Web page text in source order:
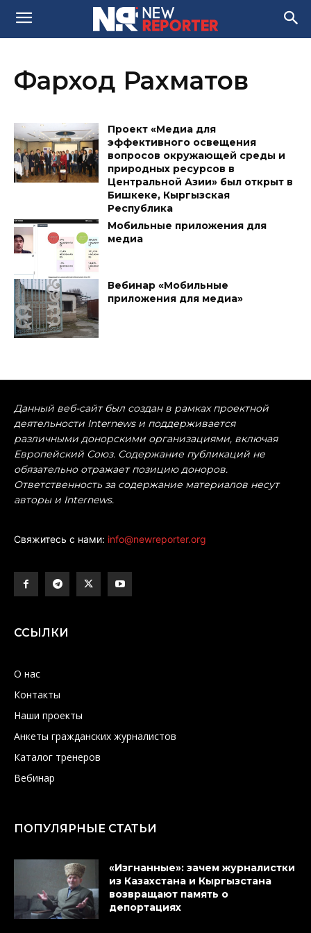
Фарход Рахматов
Проект «Медиа для
эффективного освещения
вопросов окружающей среды и
природных ресурсов в
Центральной Азии» был открыт в
Бишкеке, Кыргызская
Республика
Мобильные приложения для
медиа
Вебинар «Мобильные
приложения для медиа»
Данный веб-сайт был создан в рамках проектной
деятельности Internews и поддерживается
различными донорскими организациями, включая
Европейский Союз. Содержание публикаций не
обязательно отражает позицию доноров.
Ответственность за содержание материалов несут
авторы и Internews.
Свяжитесь с нами: info@newreporter.org
ССЫЛКИ
О нас
Контакты
Наши проекты
Анкеты гражданских журналистов
Каталог тренеров
Вебинар
ПОПУЛЯРНЫЕ СТАТЬИ
«Изгнанные»: зачем журналистки
из Казахстана и Кыргызстана
возвращают память о
депортациях